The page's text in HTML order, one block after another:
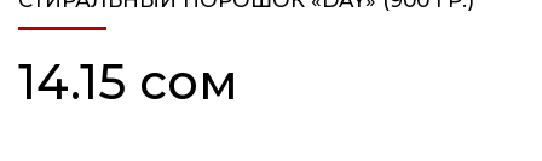
14.15 сом